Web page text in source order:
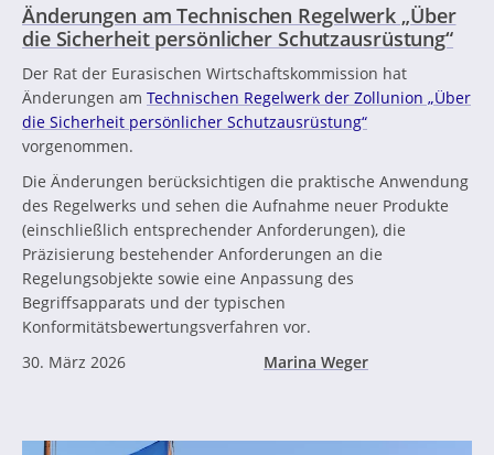
Änderungen am Technischen Regelwerk „Über
die Sicherheit persönlicher Schutzausrüstung“
Der Rat der Eurasischen Wirtschaftskommission hat
Änderungen am Technischen Regelwerk der Zollunion „Über
die Sicherheit persönlicher Schutzausrüstung“
vorgenommen.
Die Änderungen berücksichtigen die praktische Anwendung
des Regelwerks und sehen die Aufnahme neuer Produkte
(einschließlich entsprechender Anforderungen), die
Präzisierung bestehender Anforderungen an die
Regelungsobjekte sowie eine Anpassung des
Begriffsapparats und der typischen
Konformitätsbewertungsverfahren vor.
30. März 2026
Marina Weger